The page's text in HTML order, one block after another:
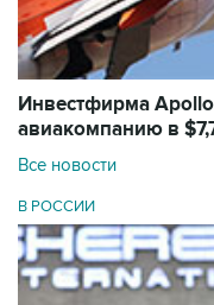
Инвестфирма
авиакомпанию в
Все новости
В РОССИИ